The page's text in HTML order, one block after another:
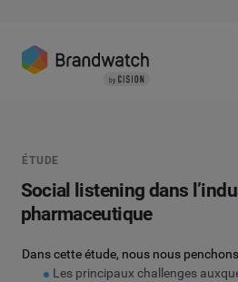
ÉTUDE
Social listening dans
pharmaceutique
Dans cette étude, nous nous
Les principaux challenges